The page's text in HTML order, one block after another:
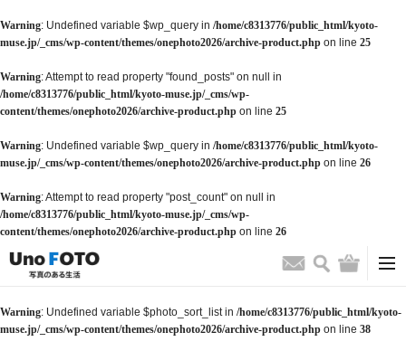
Warning: Undefined variable $wp_query in /home/c8313776/public_html/kyoto-
muse.jp/_cms/wp-content/themes/onephoto2026/archive-product.php on line 25
Warning: Attempt to read property "found_posts" on null in
/home/c8313776/public_html/kyoto-muse.jp/_cms/wp-
content/themes/onephoto2026/archive-product.php on line 25
Warning: Undefined variable $wp_query in /home/c8313776/public_html/kyoto-
muse.jp/_cms/wp-content/themes/onephoto2026/archive-product.php on line 26
Warning: Attempt to read property "post_count" on null in
/home/c8313776/public_html/kyoto-muse.jp/_cms/wp-
content/themes/onephoto2026/archive-product.php on line 26
お問い合わせ
検索 バッグ
Warning: Undefined variable $photo_sort_list in /home/c8313776/public_html/kyoto-
muse.jp/_cms/wp-content/themes/onephoto2026/archive-product.php on line 38